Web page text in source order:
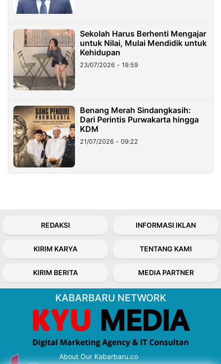
Sekolah Harus Berhenti Mengajar
untuk Nilai, Mulai Mendidik untuk
Kehidupan
23/07/2026 - 19:59
Benang Merah Sindangkasih:
Dari Perintis Purwakarta hingga
KDM
21/07/2026 - 09:22
REDAKSI INFORMASI IKLAN
KIRIM KARYA TENTANG KAMI
KIRIM BERITA MEDIA PARTNER
KABARBARU NETWORK
About Our Kabarbaru.co